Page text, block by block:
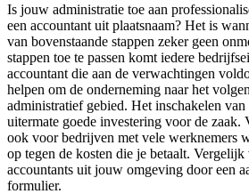
Is jouw administratie toe aan
een accountant uit plaatsnaam? Het is
van bovenstaande stappen zeker geen
stappen toe te passen komt iedere
accountant die aan de verwachtingen
helpen om de onderneming naar het
administratief gebied. Het inschakelen van
uitermate goede investering voor de zaak.
ook voor bedrijven met vele werknemers
op tegen de kosten die je betaalt. Vergelijk
accountants uit jouw omgeving door een
formulier.